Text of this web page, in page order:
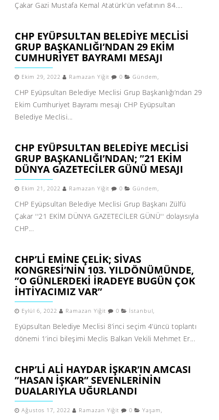
Çakar Gazi Mustafa Kemal Atatürk'ün vefatının 84....
CHP EYÜPSULTAN BELEDIYE MECLISI
GRUP BAŞKANLIĞI’NDAN 29 EKIM
CUMHURIYET BAYRAMI MESAJI
Ekim 29, 2022 Ramazan Yiğit 0 Gündem ,
CHP Eyüpsultan Belediye Meclisi Grup Başkanlığı’ndan 29
Ekim Cumhuriyet Bayramı mesajı CHP Eyüpsultan
Belediye Meclisi...
CHP EYÜPSULTAN BELEDIYE MECLISI
GRUP BAŞKANLIĞI’NDAN; ”21 EKIM
DÜNYA GAZETECILER GÜNÜ MESAJI
Ekim 21, 2022 Ramazan Yiğit 0 Gündem ,
CHP Eyüpsultan Belediye Meclisi Grup Başkanı Zülfü
Çakar ''21 EKİM DÜNYA GAZETECİLER GÜNÜ'' dolayısıyla
CHP...
CHP’LI EMINE ÇELIK; SIVAS
KONGRESI’NIN 103. YILDÖNÜMÜNDE,
”O GÜNLERDEKI IRADEYE BUGÜN ÇOK
IHTIYACIMIZ VAR”
Eylül 6, 2022 Ramazan Yiğit 0 İstanbul,
Eyüpsultan Belediye Meclisi 8’inci seçim 4’üncü toplantı
dönemi 1’inci bileşimi Meclis Balkan Vekili Mehmet Er...
CHP’LI ALİ HAYDAR İŞKAR’IN AMCASI
”HASAN İŞKAR” SEVENLERİNİN
DUALARIYLA UĞURLANDI
Ağustos 17, 2022 Ramazan Yiğit 0 Yaşam ,